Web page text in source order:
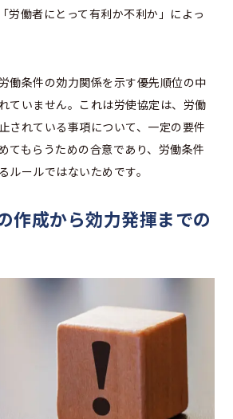
労働者にとって有利か不利か」によっ
働条件の効力関係を示す優先順位の中
ていません。これは労使協定は、労働
されている事項について、一定の要件
てもらうための合意であり、労働条件
ルールではないためです。
作成から効力発揮までの